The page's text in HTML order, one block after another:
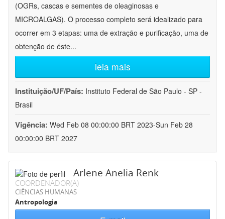
(OGRs, cascas e sementes de oleaginosas e
MICROALGAS). O processo completo será idealizado para
ocorrer em 3 etapas: uma de extração e purificação, uma de
obtenção de éste...
leia mais
Instituição/UF/País: Instituto Federal de São Paulo - SP -
Brasil
Vigência: Wed Feb 08 00:00:00 BRT 2023-Sun Feb 28
00:00:00 BRT 2027
Arlene Anelia Renk
COORDENADOR(A)
CIÊNCIAS HUMANAS
Antropologia